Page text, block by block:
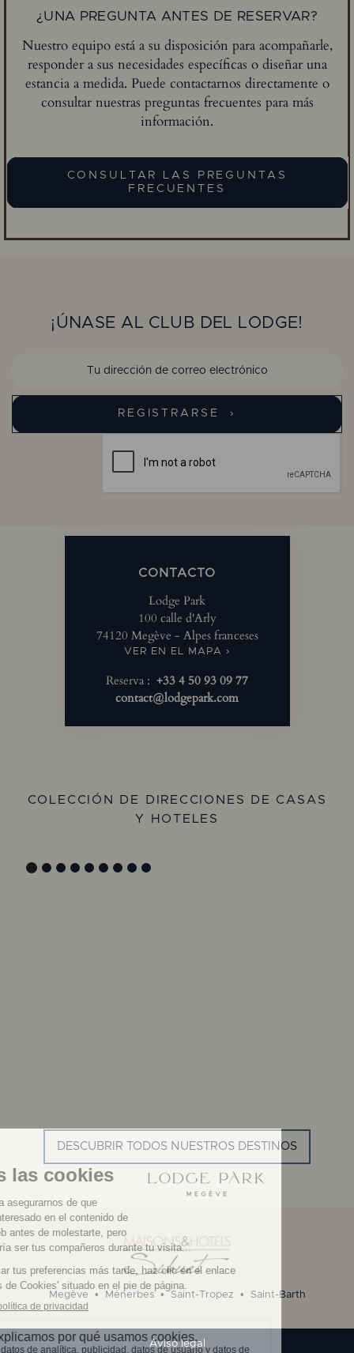
¿UNA PREGUNTA ANTES DE RESERVAR?
Nuestro equipo está a su disposición para acompañarle,
responder a sus necesidades específicas o diseñar una
estancia a medida. Puede contactarnos directamente o
consultar nuestras preguntas frecuentes para más
información.
CONSULTAR LAS PREGUNTAS
FRECUENTES
¡ÚNASE AL CLUB DEL LODGE!
CONTACTO
Lodge Park
100 calle d'Arly
74120 Megève - Alpes franceses
VER EN EL MAPA ›
Reserva : +33 4 50 93 09 77
contact@lodgepark.com
COLECCIÓN DE DIRECCIONES DE CASAS
Y HOTELES
DESCUBRIR TODOS NUESTROS DESTINOS
Megève • Ménerbes•Saint-Tropez • Saint-Barth
Aviso legal